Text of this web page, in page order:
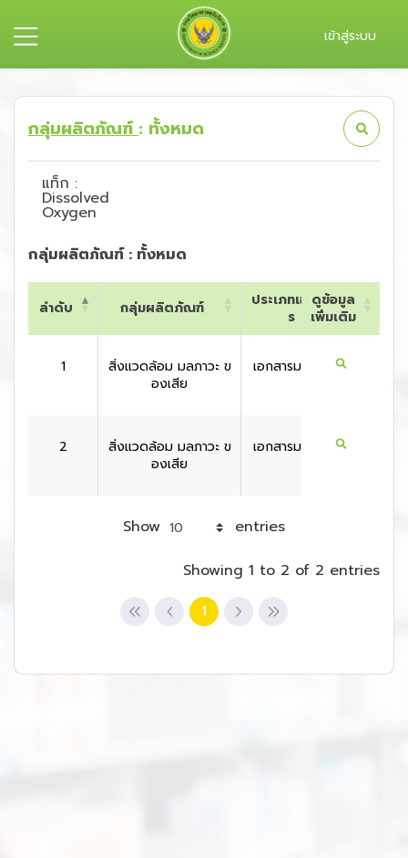
เข้าสู่ระบบ
กลุ่มผลิตภัณฑ์ : ทั้งหมด
แท็ก :
Dissolved
Oxygen
กลุ่มผลิตภัณฑ์ : ทั้งหมด
ลำดับ กลุ่มผลิตภัณฑ์
ประเภทเอกสา
ร
ดูข้อมูล
เพิ่มเติม
ร
เพิ่มเติม
1
สิ่งแวดล้อม มลภาวะ ข
องเสีย
เอกสารมาตรฐาน
2
สิ่งแวดล้อม มลภาวะ ข
องเสีย
เอกสารมาตรฐาน
Show
entries
Showing 1 to 2 of 2 entries
1